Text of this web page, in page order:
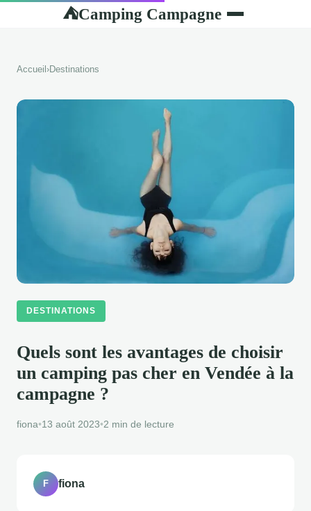
⛺Camping Campagne
Accueil ›Destinations
DESTINATIONS
Quels sont les avantages de choisir
un camping pas cher en Vendée à la
campagne ?
fiona•13 août 2023•2 min de lecture
F fiona